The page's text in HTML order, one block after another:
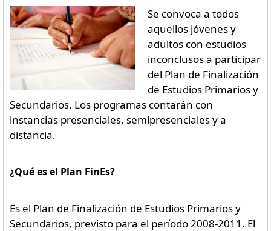
Se convoca a todos
aquellos jóvenes y
adultos con estudios
inconclusos a participar
del Plan de Finalización
de Estudios Primarios y
Secundarios. Los programas contarán con
instancias presenciales, semipresenciales y a
distancia.
¿Qué es el Plan FinEs?
Es el Plan de Finalización de Estudios Primarios y
Secundarios, previsto para el período 2008-2011. El